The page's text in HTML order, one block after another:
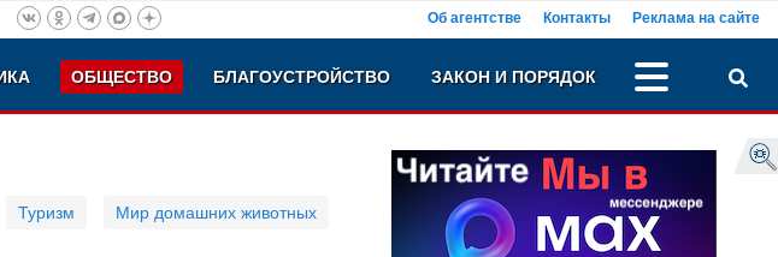
Об агентстве Контакты Реклама на сайте
ОБЩЕСТВО БЛАГОУСТРОЙСТВО ЗАКОН И ПОРЯДОК
Туризм Мир домашних животных